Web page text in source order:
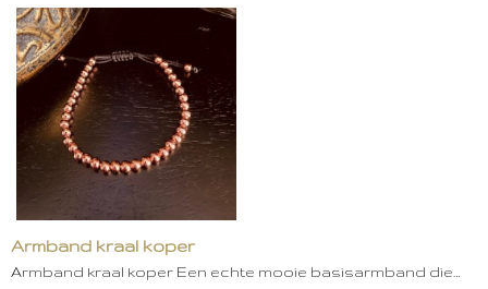
Armband kraal koper
Armband kraal koper Een echte mooie basisarmband die…